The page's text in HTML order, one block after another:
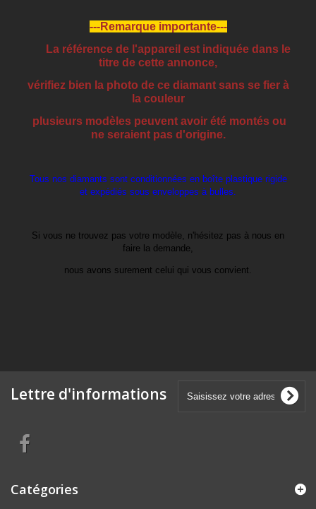
---Remarque importante---
La référence de l'appareil est indiquée dans le
titre de cette annonce,
vérifiez bien la photo de ce diamant sans se fier à
la couleur
plusieurs modèles peuvent avoir été montés ou
ne seraient pas d'origine.
Tous nos diamants sont conditionnées en boîte plastique rigide
et expédiés sous enveloppes à bulles.
Si vous ne trouvez pas votre modèle, n'hésitez pas à nous en
faire la demande,
nous avons surement celui qui vous convient.
Lettre d'informations
Catégories